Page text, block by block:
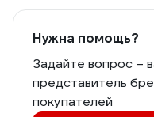
Нужна помощь?
Задайте вопрос –
представитель
покупателей